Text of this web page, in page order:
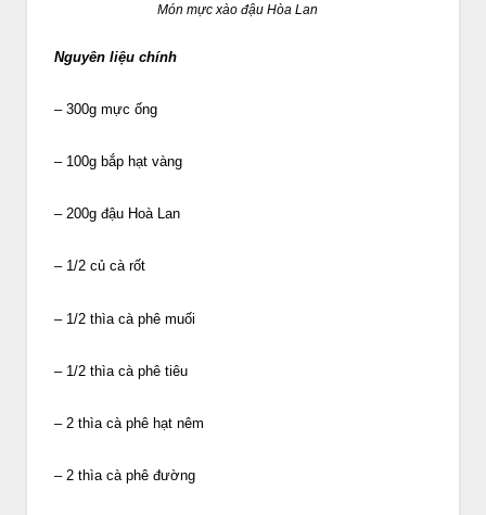
Món mực xào đậu Hòa Lan
Nguyên liệu chính
– 300g mực ống
– 100g bắp hạt vàng
– 200g đậu Hoà Lan
– 1/2 củ cà rốt
– 1/2 thìa cà phê muối
– 1/2 thìa cà phê tiêu
– 2 thìa cà phê hạt nêm
– 2 thìa cà phê đường